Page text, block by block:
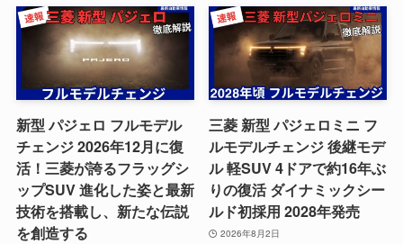
新型 パジェロ フルモデル
チェンジ 2026年12月に復
活！三菱が誇るフラッグシ
ップSUV 進化した姿と最新
技術を搭載し、新たな伝説
を創造する
三菱 新型 パジェロミニ フ
ルモデルチェンジ 後継モデ
ル 軽SUV 4ドアで約16年ぶ
りの復活 ダイナミックシー
ルド初採用 2028年発売
2026年8月2日